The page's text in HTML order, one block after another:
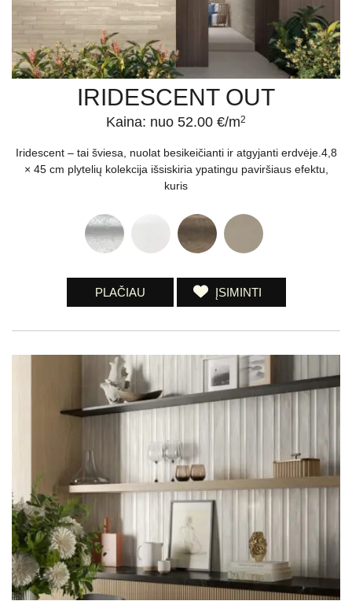
IRIDESCENT OUT
Kaina: nuo 52.00 €/m2
Iridescent – tai šviesa, nuolat besikeičianti ir atgyjanti erdvėje.4,8
× 45 cm plytelių kolekcija išsiskiria ypatingu paviršiaus efektu,
kuris
PLAČIAU ĮSIMINTI